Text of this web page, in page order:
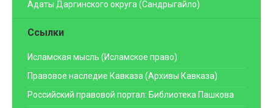
Адаты Даргинского округа (Сандрыгайло)
Ссылки
Исламская мысль (Исламское право)
Правовое наследие Кавказа (Архивы Кавказа)
Российский правовой портал: Библиотека Пашкова